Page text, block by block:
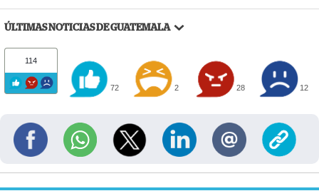
ÚLTIMAS NOTICIAS DE GUATEMALA
114
72 2 28 12